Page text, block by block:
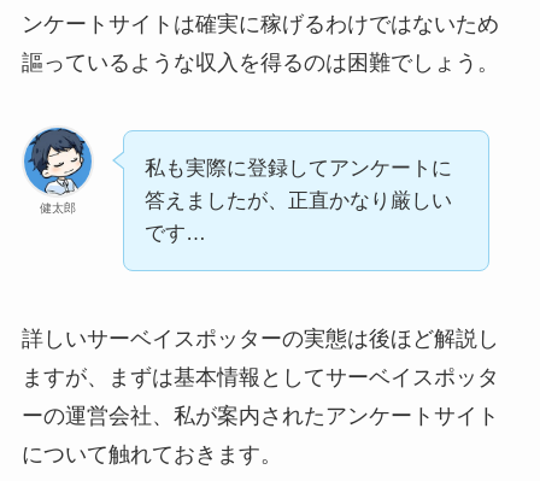
ンケートサイトは確実に稼げるわけではないため
謳っているような収入を得るのは困難でしょう。
健太郎
私も実際に登録してアンケートに
答えましたが、正直かなり厳しい
です…
詳しいサーベイスポッターの実態は後ほど解説し
ますが、まずは基本情報としてサーベイスポッタ
ーの運営会社、私が案内されたアンケートサイト
について触れておきます。